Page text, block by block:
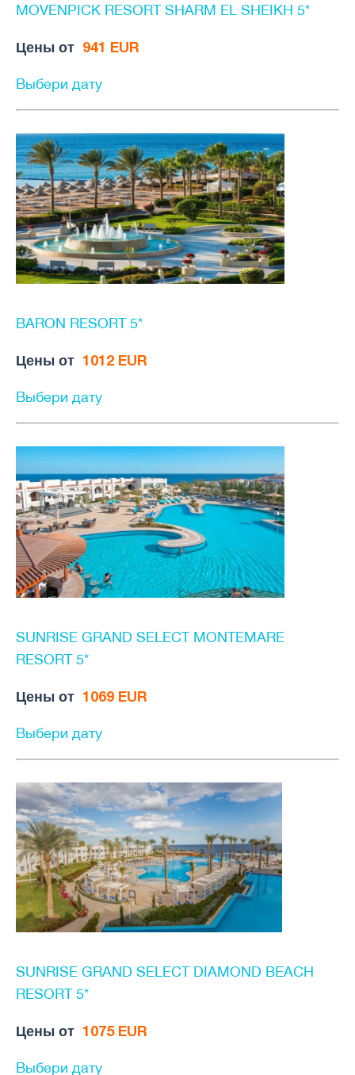
MOVENPICK RESORT SHARM EL SHEIKH 5*
Цены от 941 EUR
Выбери дату
BARON RESORT 5*
Цены от 1012 EUR
Выбери дату
SUNRISE GRAND SELECT MONTEMARE
RESORT 5*
Цены от 1069 EUR
Выбери дату
SUNRISE GRAND SELECT DIAMOND BEACH
RESORT 5*
Цены от 1075 EUR
Выбери дату